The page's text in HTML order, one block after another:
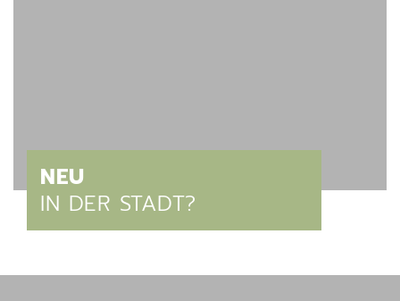
Verschiedene Informationen
NEU
IN DER STADT?
Verschiedene Informationen